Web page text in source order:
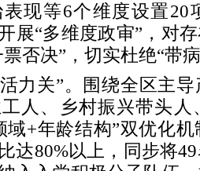
现等6个维度设置20
展“多维度政审”，对
否决”，切实杜绝“带
力关”。围绕全区主
人、乡村振兴带头
域+年龄结构”双优化
达80%以上，同步将